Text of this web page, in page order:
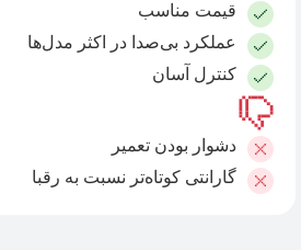
قیمت مناسب
عملکرد بی‌صدا در اکثر مدل‌ها
کنترل آسان
دشوار بودن تعمیر
گارانتی کوتاه‌تر نسبت به رقبا